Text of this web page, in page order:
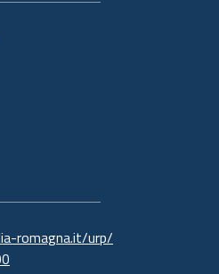
romagna.it/urp/